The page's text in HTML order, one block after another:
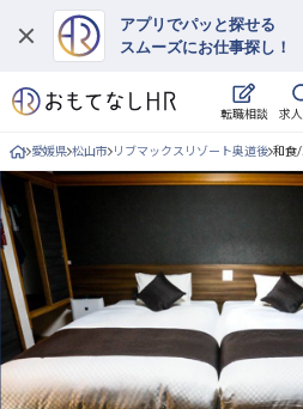
アプリでパッと探せる
スムーズにお仕事探し！
転職相談 求
ログイン
求人・施設を探す
就職・転職 合同説明会
おもてなしHRについて
ご利用の流れ
愛媛県 松山市 リブマックスリゾート奥道後 和食/